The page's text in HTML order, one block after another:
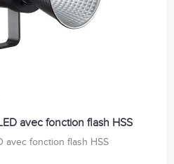
avec fonction flash HSS
avec fonction flash HSS